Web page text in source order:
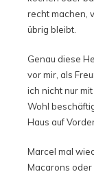
recht machen,
übrig bleibt.
Genau diese
vor mir, als
ich nicht nur
Wohl
Haus auf
Marcel mal
Macarons